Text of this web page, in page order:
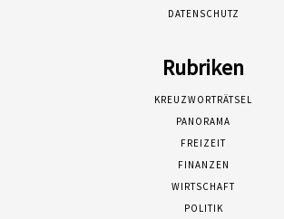
DATENSCHUTZ
Rubriken
KREUZWORTRÄTSEL
PANORAMA
FREIZEIT
FINANZEN
WIRTSCHAFT
POLITIK